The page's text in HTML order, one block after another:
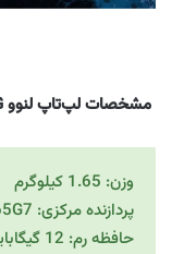
مشخصات لپ‌تاپ لنوو IdeaPad 3-IG
وزن: 1.65 کیلوگرم
پردازنده مرکزی: Intel Core i7 1165G7
حافظه رم: 12 گیگابایت DDR4